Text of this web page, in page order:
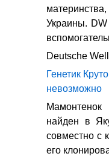
Украины. DW
Deutsche
Генетик
невозможно
найден в
совместно с
его